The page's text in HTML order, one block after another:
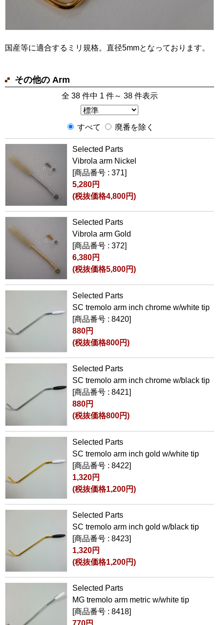
国産等に適合するミリ規格。直径5mmとなっております。
その他の Arm
全 38 件中 1 件～ 38 件表示
すべて 廃番を除く
Selected Parts
Vibrola arm Nickel
[商品番号 : 371]
5,280円
(税抜価格4,800円)
Selected Parts
Vibrola arm Gold
[商品番号 : 372]
6,380円
(税抜価格5,800円)
Selected Parts
SC tremolo arm inch chrome w/white tip
[商品番号 : 8420]
880円
(税抜価格800円)
Selected Parts
SC tremolo arm inch chrome w/black tip
[商品番号 : 8421]
880円
(税抜価格800円)
Selected Parts
SC tremolo arm inch gold w/white tip
[商品番号 : 8422]
1,320円
(税抜価格1,200円)
Selected Parts
SC tremolo arm inch gold w/black tip
[商品番号 : 8423]
1,320円
(税抜価格1,200円)
Selected Parts
MG tremolo arm metric w/white tip
[商品番号 : 8418]